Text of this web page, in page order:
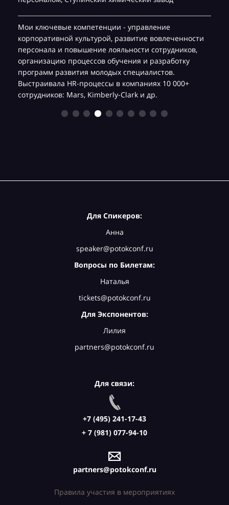
Мои ключевые компетенции - управление
корпоративной культурой, развитие вовлеченности
персонала и повышение лояльности сотрудников,
организацию процессов обучения и разработку
программ развития молодых специалистов.
Выстраивала HR-процессы в компаниях 10 000+
сотрудников: Mars, Kimberly-Clark и др.
Для Спикеров:
Анна
speaker@potokconf.ru
Вопросы по Билетам:
Наталья
tickets@potokconf.ru
Для Экспонентов:
Лилия
partners@potokconf.ru
Для связи:
+7 (495) 241-17-43
+ 7 (981) 077-94-10
partners@potokconf.ru
Правила участия в мероприятиях